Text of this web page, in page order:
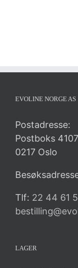
EVOLINE NORGE AS
Postadresse:
Postboks
0217 Oslo
Tlf: 22 44 61
LAGER